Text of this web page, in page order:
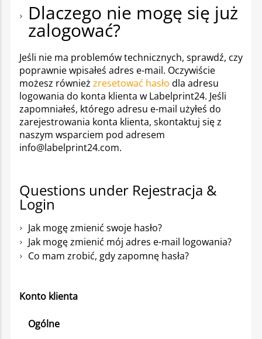
Konto klienta
Ogólne
Dlaczego nie mogę się już
zalogować?
Jeśli nie ma problemów technicznych, sprawdź, czy
poprawnie wpisałeś adres e-mail. Oczywiście
możesz również zresetować hasło dla adresu
logowania do konta klienta w Labelprint24. Jeśli
zapomniałeś, którego adresu e-mail użyłeś do
zarejestrowania konta klienta, skontaktuj się z
naszym wsparciem pod adresem
info@labelprint24.com.
Questions under Rejestracja &
Login
Jak mogę zmienić swoje hasło?
Jak mogę zmienić mój adres e-mail logowania?
Co mam zrobić, gdy zapomnę hasła?